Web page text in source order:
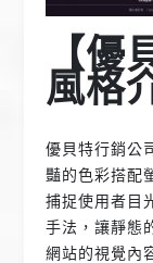
【優
風格
優貝特行銷公
豔的色彩搭配
捕捉使用者目
手法，讓靜態
網站的視覺內